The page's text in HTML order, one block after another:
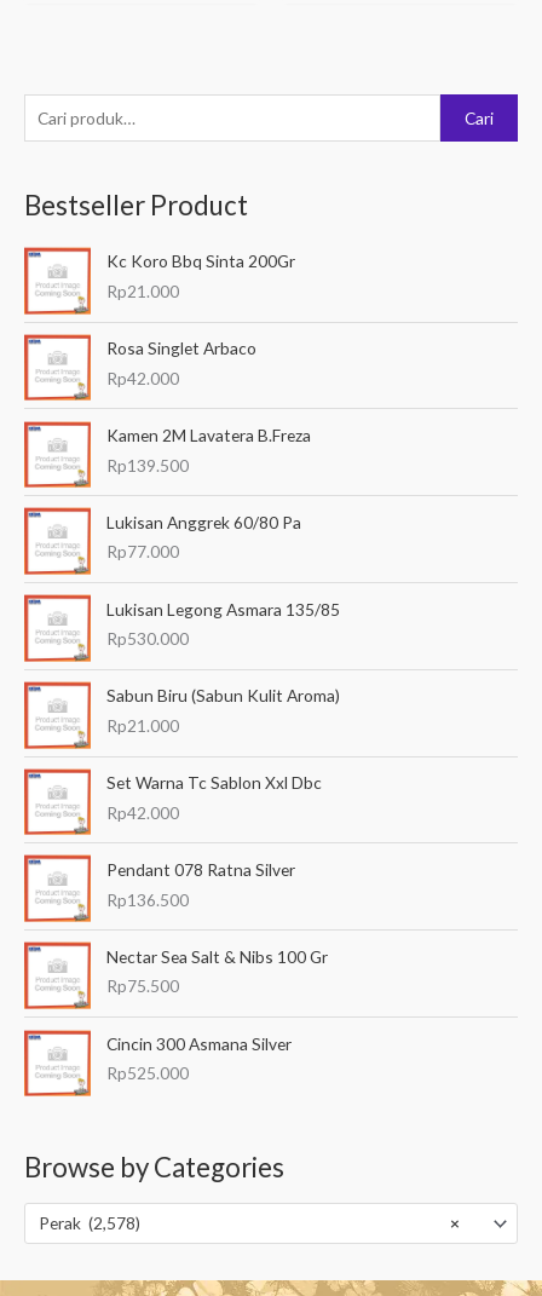
e
c
a
u
n
u
Cari
Bestseller Product
Kc Koro Bbq Sinta 200Gr
Rp21.000
Rosa Singlet Arbaco
Rp42.000
Kamen 2M Lavatera B.Freza
Rp139.500
Lukisan Anggrek 60/80 Pa
Rp77.000
Lukisan Legong Asmara 135/85
Rp530.000
Sabun Biru (Sabun Kulit Aroma)
Rp21.000
Set Warna Tc Sablon Xxl Dbc
Rp42.000
Pendant 078 Ratna Silver
Rp136.500
Nectar Sea Salt & Nibs 100 Gr
Rp75.500
Cincin 300 Asmana Silver
Rp525.000
Browse by Categories
×
Perak (2,578)